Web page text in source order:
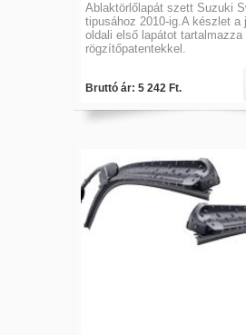
Ablaktörlőlapát szett Suzuki
tipusához 2010-ig.A készlet a
oldali első lapátot tartalmazza
rögzítőpatentekkel.
Bruttó ár: 5 242 Ft.